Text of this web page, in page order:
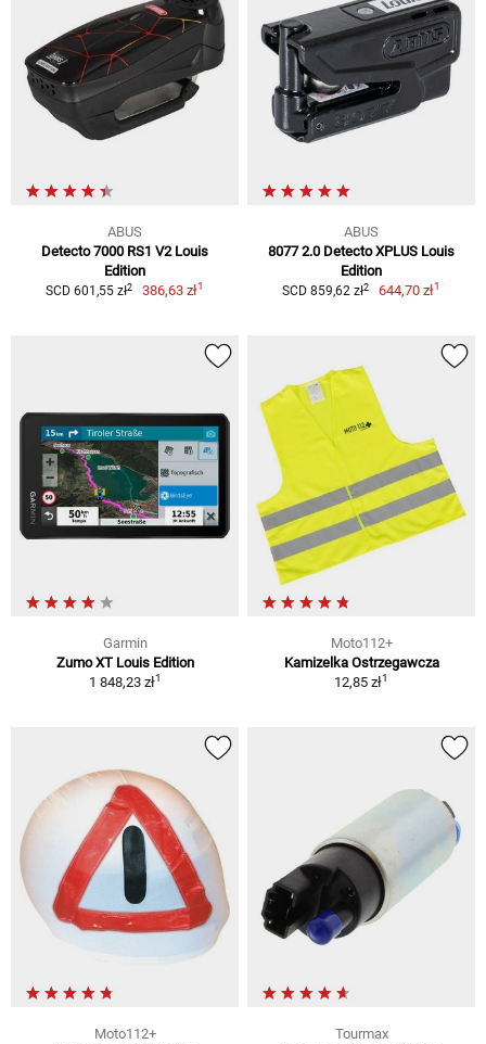
ABUS
Detecto 7000 RS1 V2 Louis
Edition
SCD 601,55 zł2 386,63 zł1
ABUS
8077 2.0 Detecto XPLUS Louis
Edition
SCD 859,62 zł2 644,70 zł1
Garmin
Zumo XT Louis Edition
1 848,23 zł1
Moto112+
Kamizelka Ostrzegawcza
12,85 zł1
Moto112+
Tourmax